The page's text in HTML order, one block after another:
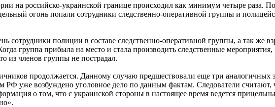
на российско-украинской границе происходил как минимум четыре раза.
огонь попали сотрудники следственно-оперативной группы и
сотрудники полиции в составе следственно-оперативной группы, а так
группа прибыла на место и стала производить следственные
из членов группы не пострадал.
продолжается. Данному случаю предшествовали еще три
уже возбуждено уголовное дело по данным фактам. Следователи считают,
о том, что с украинской стороны в настоящее время ведется